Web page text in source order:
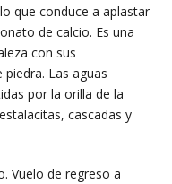
que conduce a aplastar
de calcio. Es una
con sus
Las aguas
por la orilla de la
cascadas y
Vuelo de regreso a